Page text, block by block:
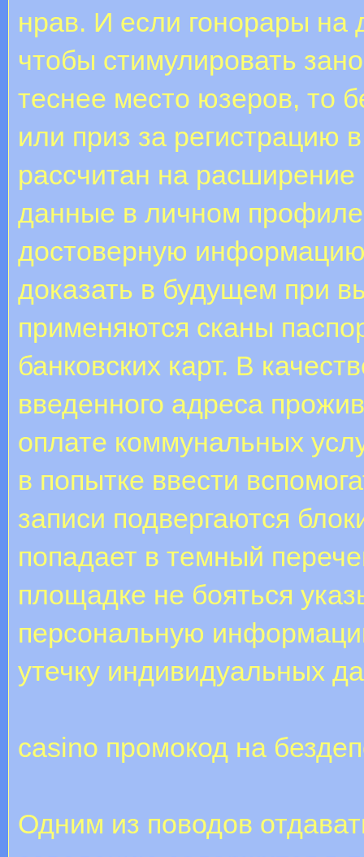
нрав. И если гонорары на
чтобы стимулировать
теснее место юзеров, то
или приз за регистрацию
рассчитан на
данные в личном
достоверную
доказать в будущем при
применяются сканы
банковских карт. В
введенного адреса
оплате коммунальных
в попытке ввести
записи подвергаются
попадает в темный
площадке не бояться
персональную
утечку индивидуальных
casino промокод на
Одним из поводов